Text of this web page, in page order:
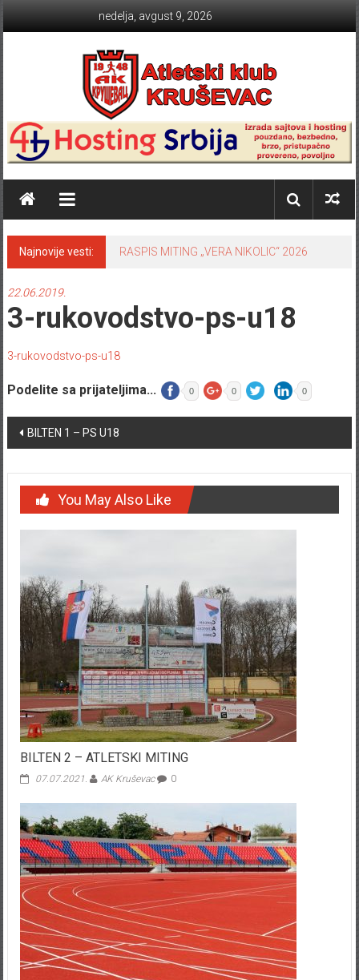
nedelja, avgust 9, 2026
Atletski klub KRUŠEVAC
Najnovije vesti: RASPIS MITING „VERA NIKOLIC“ 2026
22.06.2019.
3-rukovodstvo-ps-u18
3-rukovodstvo-ps-u18
Podelite sa prijateljima... 0 0 0
Post navigation
BILTEN 1 – PS U18
You May Also Like
BILTEN 2 – ATLETSKI MITING
07.07.2021. AK Kruševac 0